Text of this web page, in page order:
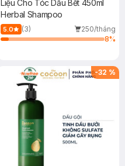
Liệu Cho Tóc Dầu Bết 450ml
Herbal Shampoo
5.0 (3)
250/tháng
8%
-32 %